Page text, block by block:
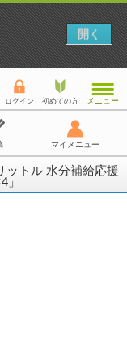
ログイン 初めての方 メニュー
マイメニュー
ットル 水分補給応援
開く